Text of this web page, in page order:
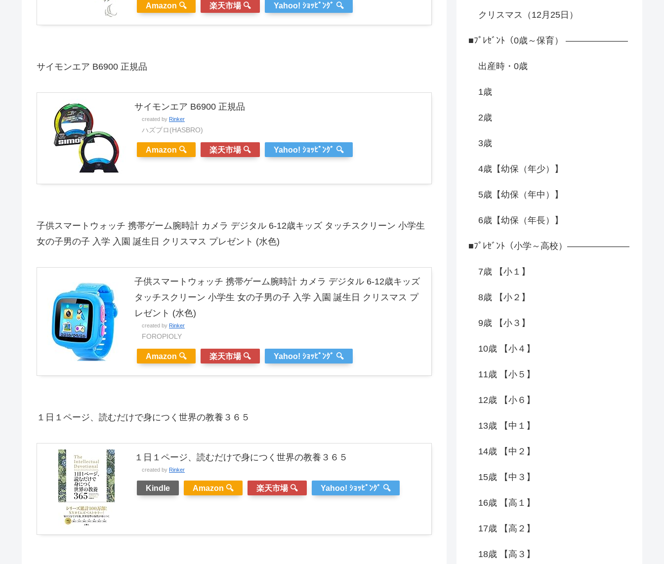
Amazon 🔍 楽天市場 🔍 Yahoo! ｼｮｯﾋﾟﾝｸﾞ 🔍
サイモンエア B6900 正規品
サイモンエア B6900 正規品
created by Rinker
ハズブロ(HASBRO)
Amazon 🔍 楽天市場 🔍 Yahoo! ｼｮｯﾋﾟﾝｸﾞ 🔍
子供スマートウォッチ 携帯ゲーム腕時計 カメラ デジタル 6-12歳キッズ タッチスクリーン 小学生
女の子男の子 入学 入園 誕生日 クリスマス プレゼント (水色)
子供スマートウォッチ 携帯ゲーム腕時計 カメラ デジタル 6-12歳キッズ
タッチスクリーン 小学生 女の子男の子 入学 入園 誕生日 クリスマス プ
レゼント (水色)
created by Rinker
FOROPIOLY
Amazon 🔍 楽天市場 🔍 Yahoo! ｼｮｯﾋﾟﾝｸﾞ 🔍
１日１ページ、読むだけで身につく世界の教養３６５
１日１ページ、読むだけで身につく世界の教養３６５
created by Rinker
Kindle Amazon 🔍 楽天市場 🔍 Yahoo! ｼｮｯﾋﾟﾝｸﾞ 🔍
クリスマス（12月25日）
■ﾌﾟﾚｾﾞﾝﾄ（0歳～保育） ―――――――
出産時・0歳
1歳
2歳
3歳
4歳【幼保（年少）】
5歳【幼保（年中）】
6歳【幼保（年長）】
■ﾌﾟﾚｾﾞﾝﾄ（小学～高校）―――――――
7歳 【小１】
8歳 【小２】
9歳 【小３】
10歳 【小４】
11歳 【小５】
12歳 【小６】
13歳 【中１】
14歳 【中２】
15歳 【中３】
16歳 【高１】
17歳 【高２】
18歳 【高３】